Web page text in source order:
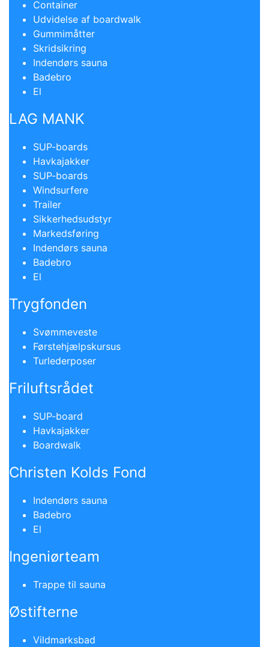
Container
Udvidelse af boardwalk
Gummimåtter
Skridsikring
Indendørs sauna
Badebro
El
LAG MANK
SUP-boards
Havkajakker
SUP-boards
Windsurfere
Trailer
Sikkerhedsudstyr
Markedsføring
Indendørs sauna
Badebro
El
Trygfonden
Svømmeveste
Førstehjælpskursus
Turlederposer
Friluftsrådet
SUP-board
Havkajakker
Boardwalk
Christen Kolds Fond
Indendørs sauna
Badebro
El
Ingeniørteam
Trappe til sauna
Østifterne
Vildmarksbad